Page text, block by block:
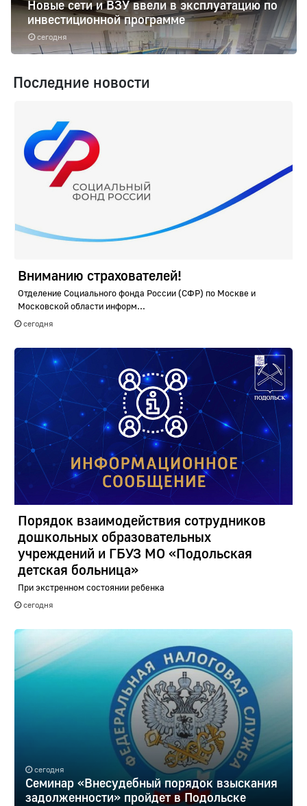
сегодня
Новые сети и ВЗУ ввели в эксплуатацию по
инвестиционной программе
Последние новости
Вниманию страхователей!
Отделение Социального фонда России (СФР) по Москве и
Московской области информ...
сегодня
Порядок взаимодействия сотрудников
дошкольных образовательных
учреждений и ГБУЗ МО «Подольская
детская больница»
При экстренном состоянии ребенка
сегодня
сегодня
Семинар «Внесудебный порядок взыскания
задолженности» пройдет в Подольске